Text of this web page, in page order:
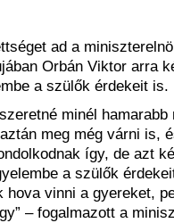
ad a
Orbán Viktor arra
a szülők érdekeit is.
minél hamarabb
meg még várni is,
így, de azt
a szülők
vinni a gyereket,
– fogalmazott a